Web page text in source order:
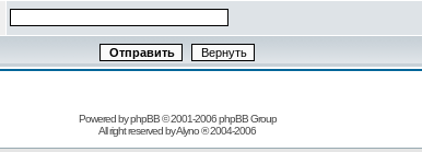
Powered by phpBB © 2001-2006phpBB Group
All right reserved byAlyno® 2004-2006